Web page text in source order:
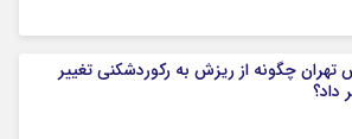
تهران چگونه از ریزش به رکوردشکنی تغییر
داد؟